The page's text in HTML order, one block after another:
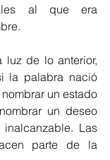
al que era
luz de lo anterior,
la palabra nació
un estado
un deseo
Las
parte de la